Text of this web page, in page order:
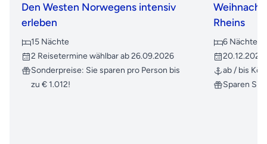
Den Westen Norwegens intensiv
erleben
15 Nächte
2 Reisetermine wählbar ab 26.09.2026
Sonderpreise: Sie sparen pro Person bis
zu € 1.012!
Rheins
6 Nächte
20.12.2026
ab / bis Köln
Sparen